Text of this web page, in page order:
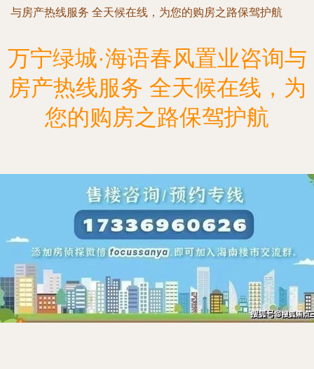
与房产热线服务 全天候在线，为您的购房之路保驾护航
万宁绿城·海语春风置业咨询与
房产热线服务 全天候在线，为
您的购房之路保驾护航